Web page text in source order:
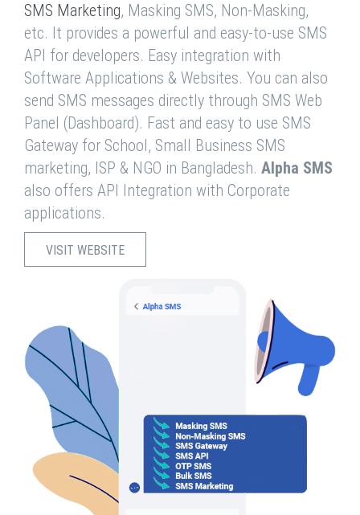
SMS Marketing, Masking SMS, Non-Masking,
etc. It provides a powerful and easy-to-use SMS
API for developers. Easy integration with
Software Applications & Websites. You can also
send SMS messages directly through SMS Web
Panel (Dashboard). Fast and easy to use SMS
Gateway for School, Small Business SMS
marketing, ISP & NGO in Bangladesh. Alpha SMS
also offers API Integration with Corporate
applications.
VISIT WEBSITE